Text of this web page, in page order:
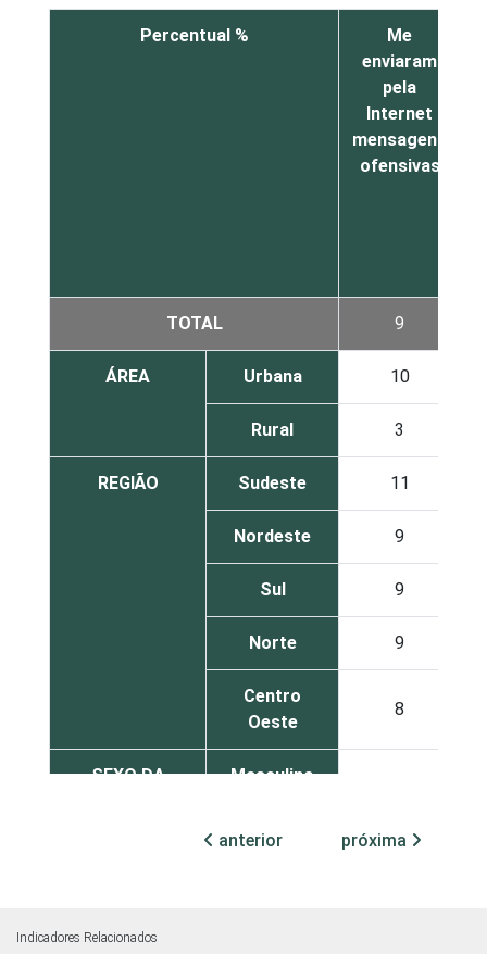
Percentual %
Me
enviaram
pela
Internet
mensagens
ofensivas
TOTAL 9
ÁREA Urbana 10
Rural 3
REGIÃO Sudeste 11
Nordeste 9
Sul 9
Norte 9
Centro
Oeste
8
SEXO DA
Masculino
Feminino 10
DOS PAIS OU
anterior próxima
Indicadores Relacionados